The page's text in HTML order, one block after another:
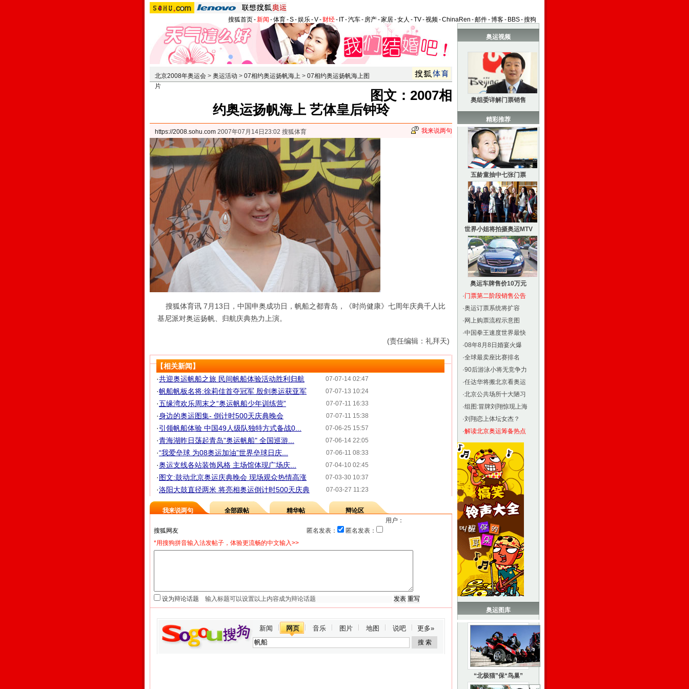
搜狐首页-新闻 -体育-S-娱乐-V- 财经- IT-汽车- 房产-家居-女人 -TV-视频-ChinaRen -邮件-博客- BBS-搜狗
北京2008年奥运会 > 奥运活动 > 07相约奥运扬帆海上 > 07相约奥运扬帆海上图
片
图文：2007相
约奥运扬帆海上 艺体皇后钟玲
https://2008.sohu.com 2007年07月14日23:02 搜狐体育 我来说两句
搜狐体育讯 7月13日，中国申奥成功日，帆船之都青岛，《时尚健康》七周年庆典千人比
基尼派对奥运扬帆、归航庆典热力上演。
(责任编辑：礼拜天)
【相关新闻】
07-07-14 02:47
·共迎奥运帆船之旅 民间帆船体验活动胜利归航
07-07-13 10:24
·帆船帆板名将:徐莉佳首夺冠军 殷剑奥运获亚军
07-07-11 16:33
·五缘湾欢乐周末之“奥运帆船少年训练营”
07-07-11 15:38
·身边的奥运图集- 倒计时500天庆典晚会
07-06-25 15:57
·引领帆船体验 中国49人级队独特方式备战0...
07-06-14 22:05
·青海湖昨日荡起青岛"奥运帆船" 全国巡游...
07-06-11 08:33
·“我爱垒球 为08奥运加油”世界垒球日庆...
07-04-10 02:45
·奥运支线各站装饰风格 主场馆体现广场庆...
07-03-30 10:37
·图文:鼓动北京奥运庆典晚会 现场观众热情高涨
07-03-27 11:23
·洛阳大鼓直径两米 将亮相奥运倒计时500天庆典
我来说两句 全部跟帖 精华帖
辩论区
用户：
匿名发表：
匿名发表：
*用搜狗拼音输入法发帖子，体验更流畅的中文输入>>
设为辩论话题
新闻 网页 音乐 图片 地图 说吧 更多»
奥运视频
奥组委详解门票销售
精彩推荐
五龄童抽中七张门票
世界小姐将拍摄奥运MTV
奥运车牌售价10万元
·门票第二阶段销售公告
·奥运订票系统将扩容
· 网上购票流程示意图
·中国拳王速度世界最快
·08年8月8日婚宴火爆
·全球最卖座比赛排名
·90后游泳小将无竞争力
·任达华将搬北京看奥运
·北京公共场所十大陋习
·组图:冒牌刘翔惊现上海
·刘翔恋上体坛女杰？
·解读北京奥运筹备热点
奥运图库
“北极猫”保“鸟巢”